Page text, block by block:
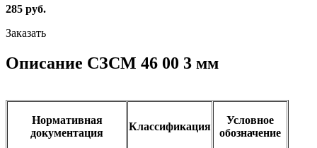
285 руб.
Заказать
Описание СЗСМ 46 00 3 мм
Нормативная
документация
Классификация
Условное
обозначение